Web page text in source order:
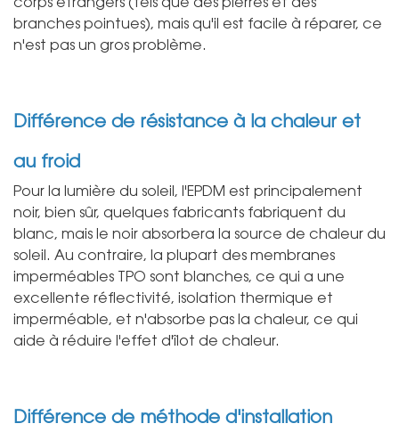
branches pointues), mais qu'il est facile à réparer, ce
n'est pas un gros problème.
Différence de résistance à la chaleur et
au froid
Pour la lumière du soleil, l'EPDM est principalement
noir, bien sûr, quelques fabricants fabriquent du
blanc, mais le noir absorbera la source de chaleur du
soleil. Au contraire, la plupart des membranes
imperméables TPO sont blanches, ce qui a une
excellente réflectivité, isolation thermique et
imperméable, et n'absorbe pas la chaleur, ce qui
aide à réduire l'effet d'îlot de chaleur.
Différence de méthode d'installation